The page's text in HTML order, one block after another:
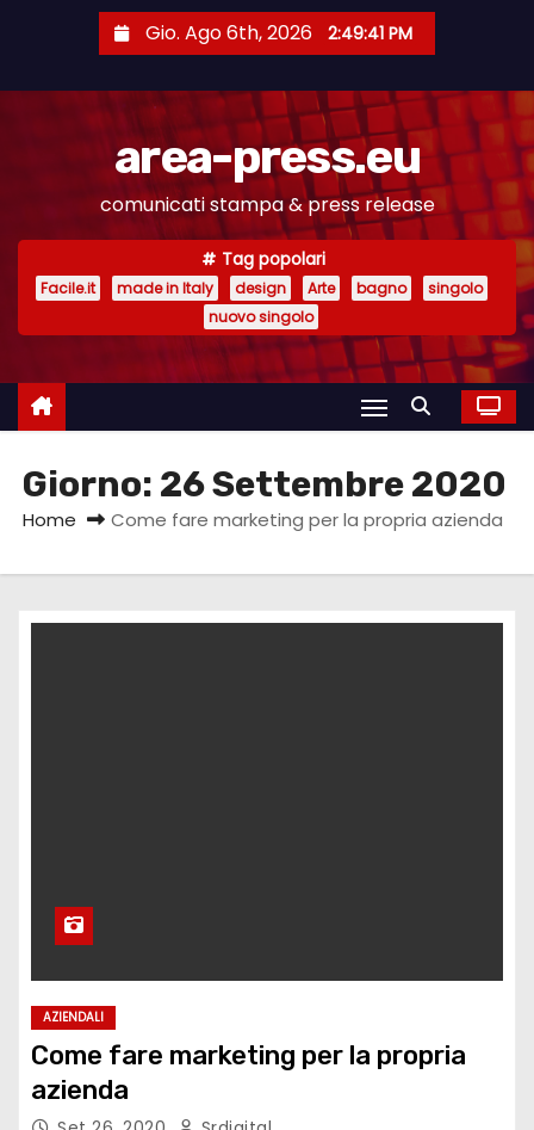
e
Gio. Ago 6th, 2026 2:49:42 PM
area-press.eu
comunicati stampa & press release
Tag popolari
Facile.it made in Italy design Arte bagno
singolo
nuovo singolo
Giorno: 26 Settembre 2020
Home Come fare marketing per la propria azienda
AZIENDALI
Come fare marketing per la propria
azienda